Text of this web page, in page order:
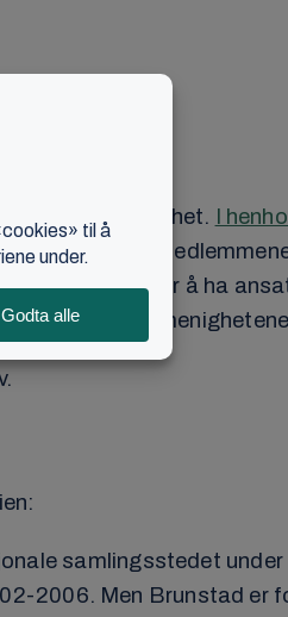
sin lokalmenighet.
I
10% av
Strategien er å ha
fra
samlingsstedet
2006. Men Brunstad